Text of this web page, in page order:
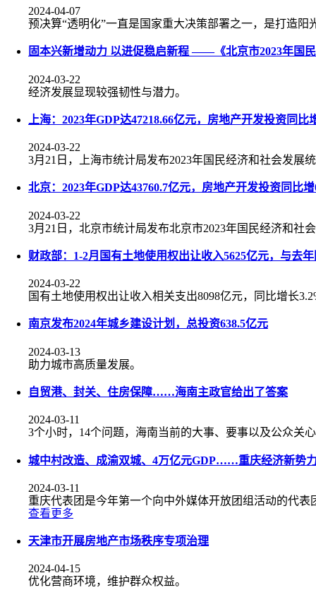
2024-04-07
预决算“透明化”一直是国家重大决策部署之一，是打造
固本兴新增动力 以进促稳启新程 ——《北京市2023年国
2024-03-22
经济发展显现较强韧性与潜力。
上海：2023年GDP达47218.66亿元，房地产开发投资同比
2024-03-22
3月21日，上海市统计局发布2023年国民经济和社会发展
北京：2023年GDP达43760.7亿元，房地产开发投资同比
2024-03-22
3月21日，北京市统计局发布北京市2023年国民经济和社
财政部：1-2月国有土地使用权出让收入5625亿元，与去
2024-03-22
国有土地使用权出让收入相关支出8098亿元，同比增长
南京发布2024年城乡建设计划，总投资638.5亿元
2024-03-13
助力城市高质量发展。
自贸港、封关、住房保障……海南主政官给出了答案
2024-03-11
3个小时，14个问题，海南当前的大事、要事以及公众关
城中村改造、成渝双城、4万亿元GDP……重庆经济新势
2024-03-11
重庆代表团是今年第一个向中外媒体开放团组活动的代表
查看更多
天津市开展房地产市场秩序专项治理
2024-04-15
优化营商环境，维护群众权益。